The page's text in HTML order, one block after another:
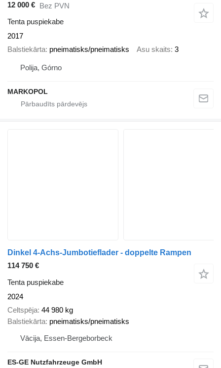
12 000 € Bez PVN
Tenta puspiekabe
2017
Balstiekārta pneimatisks/pneimatisks Asu skaits 3
Polija, Górno
MARKOPOL
Dinkel 4-Achs-Jumbotieflader - doppelte Rampen
114 750 €
Tenta puspiekabe
2024
Celtspēja 44 980 kg
Balstiekārta pneimatisks/pneimatisks
Vācija, Essen-Bergeborbeck
ES-GE Nutzfahrzeuge GmbH